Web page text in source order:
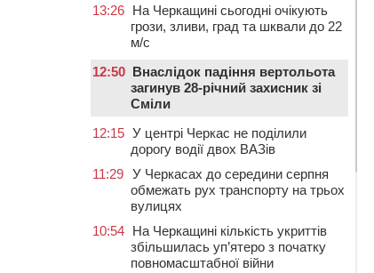
13:26 На Черкащині сьогодні очікують
грози, зливи, град та шквали до 22
м/с
12:50 Внаслідок падіння вертольота
загинув 28-річний захисник зі
Сміли
12:15 У центрі Черкас не поділили
дорогу водії двох ВАЗів
11:29 У Черкасах до середини серпня
обмежать рух транспорту на трьох
вулицях
10:54 На Черкащині кількість укриттів
збільшилась уп’ятеро з початку
повномасштабної війни